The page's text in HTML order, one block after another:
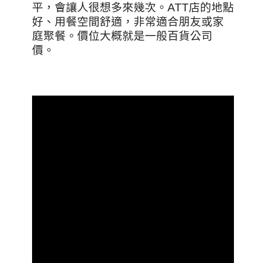
平，會讓人很想多來幾次。ATT店的地點
好、用餐空間舒適，非常適合朋友或家
庭聚餐。價位大概就是一般百貨公司
價。